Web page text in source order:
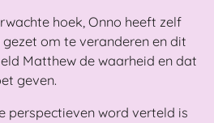
hoek, Onno heeft zelf
om te veranderen en dit
Matthew de waarheid en dat
geven.
perspectieven word verteld is